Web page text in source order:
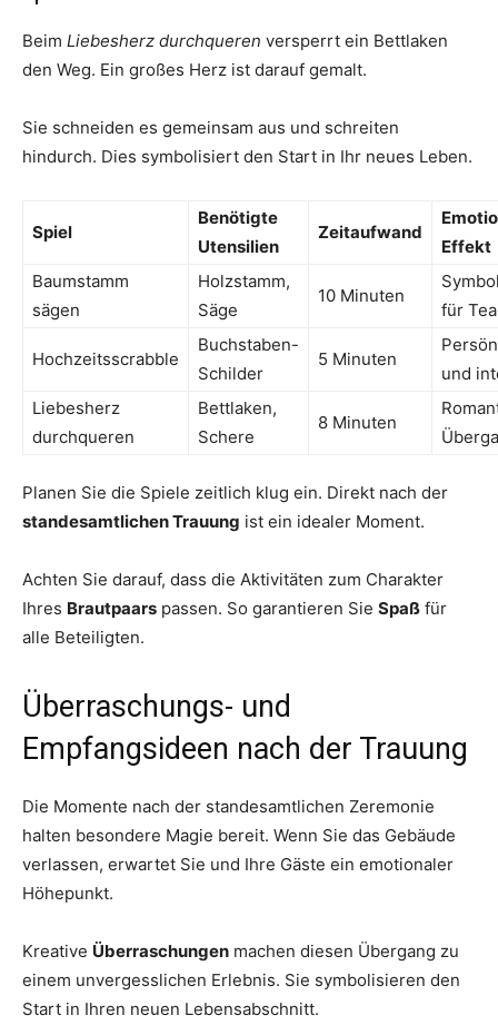
Beim Liebesherz durchqueren versperrt ein Bettlaken
den Weg. Ein großes Herz ist darauf gemalt.
Sie schneiden es gemeinsam aus und schreiten
hindurch. Dies symbolisiert den Start in Ihr neues Leben.
Spiel
Benötigte
Utensilien
Zeitaufwand
Effekt
Baumstamm
sägen
Holzstamm,
Säge
10 Minuten
für
Hochzeitsscrabble
Buchstaben-
Schilder
5 Minuten
und
Liebesherz
durchqueren
Bettlaken,
Schere
8 Minuten
Planen Sie die Spiele zeitlich klug ein. Direkt nach der
standesamtlichen Trauung ist ein idealer Moment.
Achten Sie darauf, dass die Aktivitäten zum Charakter
Ihres Brautpaars passen. So garantieren Sie Spaß für
alle Beteiligten.
Überraschungs- und
Empfangsideen nach der Trauung
Die Momente nach der standesamtlichen Zeremonie
halten besondere Magie bereit. Wenn Sie das Gebäude
verlassen, erwartet Sie und Ihre Gäste ein emotionaler
Höhepunkt.
Kreative Überraschungen machen diesen Übergang zu
einem unvergesslichen Erlebnis. Sie symbolisieren den
Start in Ihren neuen Lebensabschnitt.